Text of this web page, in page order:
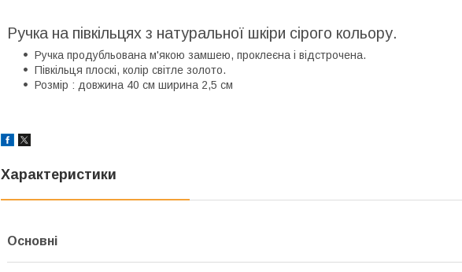
Ручка на півкільцях з натуральної шкіри сірого кольору.
Ручка продубльована м'якою замшею, проклеєна і відстрочена.
Півкільця плоскі, колір світле золото.
Розмір : довжина 40 см ширина 2,5 см
Характеристики
Основні